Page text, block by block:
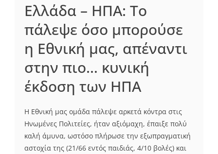
Ελλάδα – ΗΠΑ: Το
πάλεψε όσο μπορούσε
η Εθνική μας, απέναντι
στην πιο… κυνική
έκδοση των ΗΠΑ
Η Εθνική μας ομάδα πάλεψε αρκετά κόντρα στις
Ηνωμένες Πολιτείες, ήταν αξιόμαχη, έπαιξε πολύ
καλή άμυνα, ωστόσο πλήρωσε την εξωπραγματική
αστοχία της (21/66 εντός παιδιάς, 4/10 βολές) και